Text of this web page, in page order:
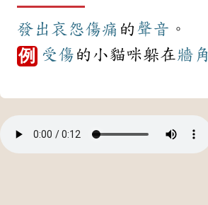
發出 哀怨傷痛 的 聲音 。
例 受傷 的小貓咪躲在牆角